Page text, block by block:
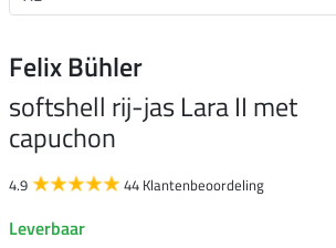
Felix Bühler
softshell rij-jas Lara II met
capuchon
4.9 44 Klantenbeoordeling
Leverbaar